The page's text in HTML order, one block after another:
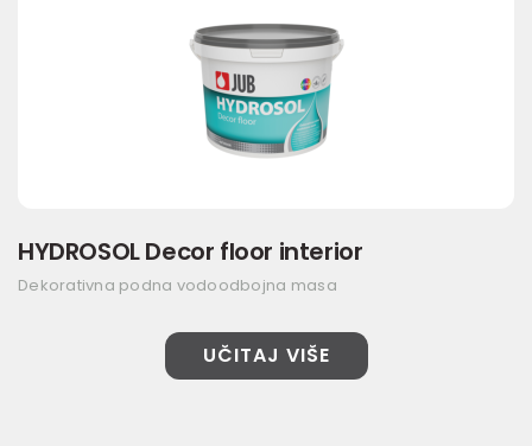
HYDROSOL Decor floor interior
Dekorativna podna vodoodbojna masa
UČITAJ VIŠE